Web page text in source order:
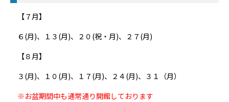
【７月】
６(月)、１３(月)、２０(祝・月)、２７(月)
【８月】
３(月)、１０(月)、１７(月)、２４(月)、３１（月）
※お盆期間中も通常通り開館しております